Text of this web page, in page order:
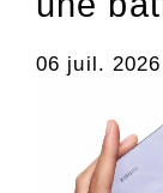
06 juil. 2026